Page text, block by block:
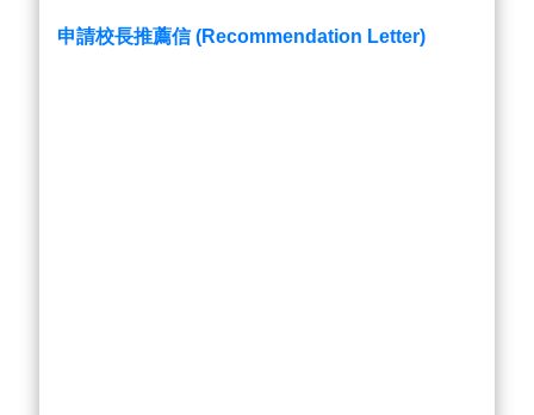
申請校長推薦信 (Recommendation Letter)